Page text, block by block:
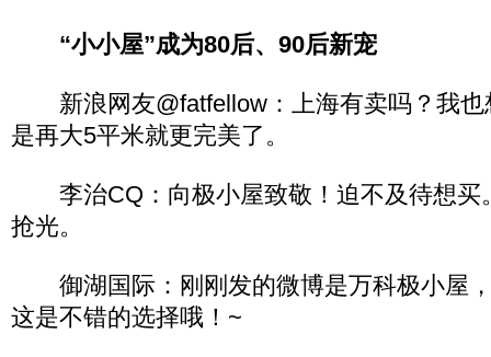
“小小屋”成为80后、90后新宠
新浪网友@fatfellow：上海有卖吗？我也
是再大5平米就更完美了。
李治CQ：向极小屋致敬！迫不及待想买
抢光。
御湖国际：刚刚发的微博是万科极小屋
这是不错的选择哦！~